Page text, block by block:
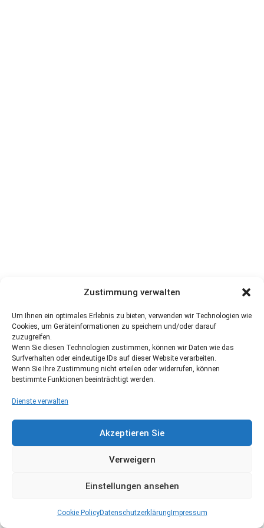
Zustimmung verwalten
Um Ihnen ein optimales Erlebnis zu bieten, verwenden wir Technologien wie
Cookies, um Geräteinformationen zu speichern und/oder darauf
zuzugreifen.
Wenn Sie diesen Technologien zustimmen, können wir Daten wie das
Surfverhalten oder eindeutige IDs auf dieser Website verarbeiten.
Wenn Sie Ihre Zustimmung nicht erteilen oder widerrufen, können
bestimmte Funktionen beeinträchtigt werden.
Dienste verwalten
Akzeptieren Sie
Verweigern
Einstellungen ansehen
Cookie PolicyDatenschutzerklärung Impressum